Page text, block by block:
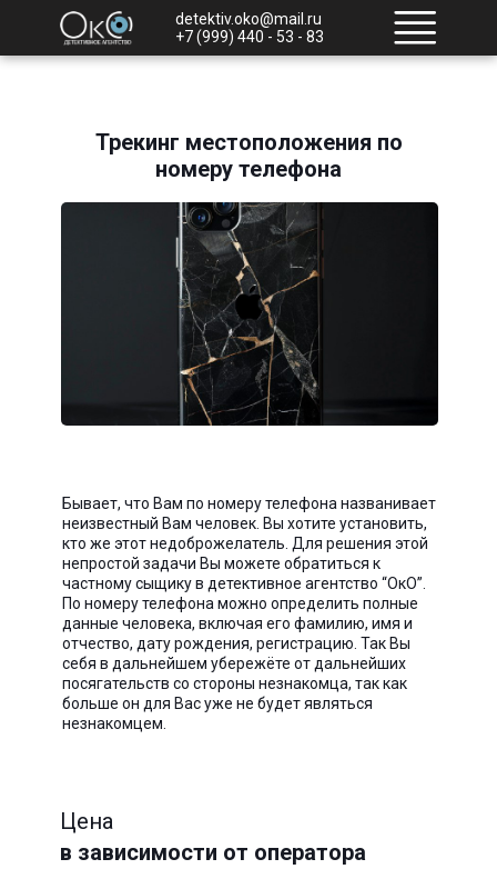
detektiv.oko@mail.ru
+7 (999) 440 - 53 - 83
Трекинг местоположения по
номеру телефона
Бывает, что Вам по номеру телефона названивает
неизвестный Вам человек. Вы хотите установить,
кто же этот недоброжелатель. Для решения этой
непростой задачи Вы можете обратиться к
частному сыщику в детективное агентство “ОкО”.
По номеру телефона можно определить полные
данные человека, включая его фамилию, имя и
отчество, дату рождения, регистрацию. Так Вы
себя в дальнейшем убережёте от дальнейших
посягательств со стороны незнакомца, так как
больше он для Вас уже не будет являться
незнакомцем.
Цена
в зависимости от оператора